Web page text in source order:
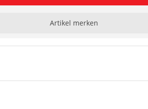
Artikel merken